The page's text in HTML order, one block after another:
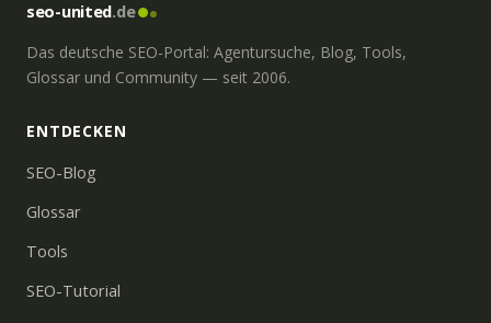
seo-united.de
Das deutsche SEO-Portal: Agentursuche, Blog, Tools,
Glossar und Community — seit 2006.
ENTDECKEN
SEO-Blog
Glossar
Tools
SEO-Tutorial